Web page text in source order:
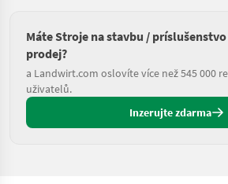
Máte Stroje na stavbu /
prodej?
a Landwirt.com oslovíte více než 545 000
uživatelů.
Inzerujte zdarma